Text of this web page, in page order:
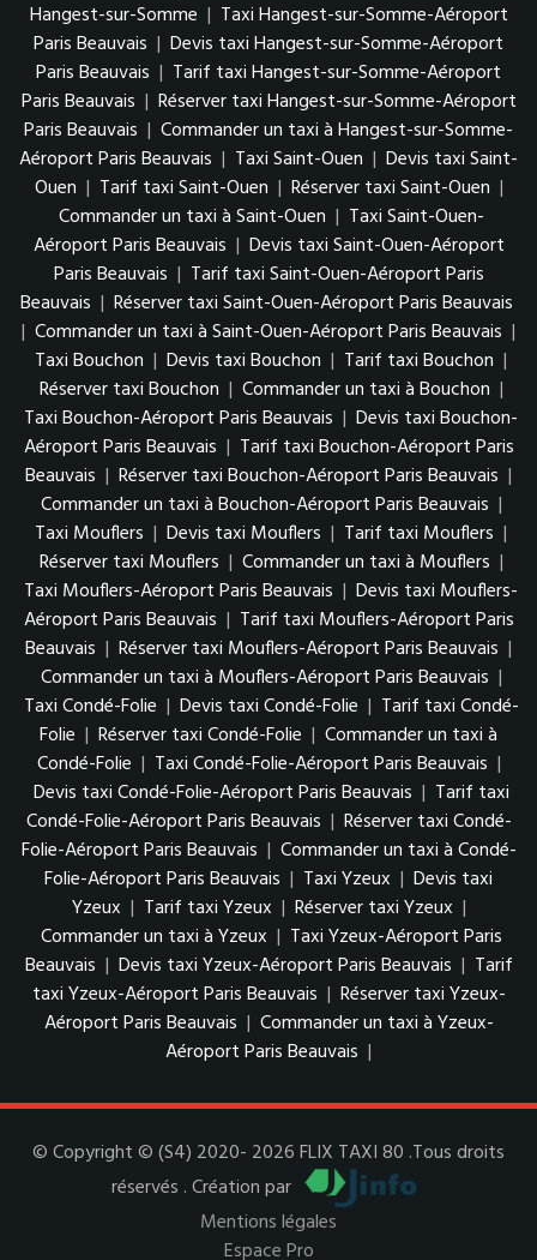
Hangest-sur-Somme | Taxi Hangest-sur-Somme-Aéroport
Paris Beauvais | Devis taxi Hangest-sur-Somme-Aéroport
Paris Beauvais | Tarif taxi Hangest-sur-Somme-Aéroport
Paris Beauvais | Réserver taxi Hangest-sur-Somme-Aéroport
Paris Beauvais | Commander un taxi à Hangest-sur-Somme-
Aéroport Paris Beauvais | Taxi Saint-Ouen | Devis taxi Saint-
Ouen | Tarif taxi Saint-Ouen | Réserver taxi Saint-Ouen |
Commander un taxi à Saint-Ouen | Taxi Saint-Ouen-
Aéroport Paris Beauvais | Devis taxi Saint-Ouen-Aéroport
Paris Beauvais | Tarif taxi Saint-Ouen-Aéroport Paris
Beauvais | Réserver taxi Saint-Ouen-Aéroport Paris Beauvais
| Commander un taxi à Saint-Ouen-Aéroport Paris Beauvais |
Taxi Bouchon | Devis taxi Bouchon | Tarif taxi Bouchon |
Réserver taxi Bouchon | Commander un taxi à Bouchon |
Taxi Bouchon-Aéroport Paris Beauvais | Devis taxi Bouchon-
Aéroport Paris Beauvais | Tarif taxi Bouchon-Aéroport Paris
Beauvais | Réserver taxi Bouchon-Aéroport Paris Beauvais |
Commander un taxi à Bouchon-Aéroport Paris Beauvais |
Taxi Mouflers | Devis taxi Mouflers | Tarif taxi Mouflers |
Réserver taxi Mouflers | Commander un taxi à Mouflers |
Taxi Mouflers-Aéroport Paris Beauvais | Devis taxi Mouflers-
Aéroport Paris Beauvais | Tarif taxi Mouflers-Aéroport Paris
Beauvais | Réserver taxi Mouflers-Aéroport Paris Beauvais |
Commander un taxi à Mouflers-Aéroport Paris Beauvais |
Taxi Condé-Folie | Devis taxi Condé-Folie | Tarif taxi Condé-
Folie | Réserver taxi Condé-Folie | Commander un taxi à
Condé-Folie | Taxi Condé-Folie-Aéroport Paris Beauvais |
Devis taxi Condé-Folie-Aéroport Paris Beauvais | Tarif taxi
Condé-Folie-Aéroport Paris Beauvais | Réserver taxi Condé-
Folie-Aéroport Paris Beauvais | Commander un taxi à Condé-
Folie-Aéroport Paris Beauvais | Taxi Yzeux | Devis taxi
Yzeux | Tarif taxi Yzeux | Réserver taxi Yzeux |
Commander un taxi à Yzeux | Taxi Yzeux-Aéroport Paris
Beauvais | Devis taxi Yzeux-Aéroport Paris Beauvais | Tarif
taxi Yzeux-Aéroport Paris Beauvais | Réserver taxi Yzeux-
Aéroport Paris Beauvais | Commander un taxi à Yzeux-
Aéroport Paris Beauvais |
© Copyright © (S4) 2020- 2026 FLIX TAXI 80 .Tous droits
réservés . Création par
Mentions légales
Espace Pro